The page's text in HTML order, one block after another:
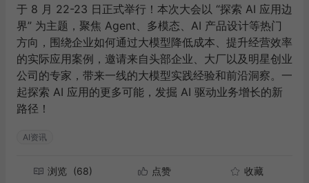
于 8 月 22-23 日正式举行！本次大会以 “探索 AI 应用边
界” 为主题，聚焦 Agent、多模态、AI 产品设计等热门
方向，围绕企业如何通过大模型降低成本、提升经营效率
的实际应用案例，邀请来自头部企业、大厂以及明星创业
公司的专家，带来一线的大模型实践经验和前沿洞察。一
起探索 AI 应用的更多可能，发掘 AI 驱动业务增长的新
路径！
AI资讯
浏览 (68) 点赞 收藏